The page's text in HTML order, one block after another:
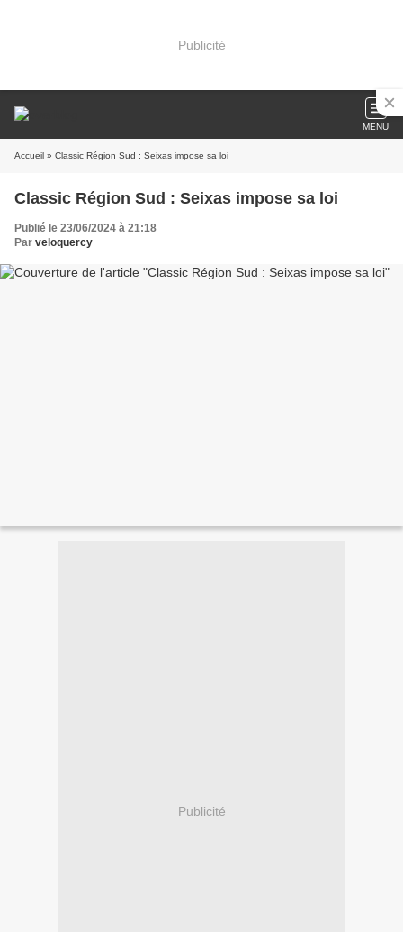
Publicité
MENU
Accueil » Classic Région Sud : Seixas impose sa loi
Classic Région Sud : Seixas impose sa loi
Publié le 23/06/2024 à 21:18
Par veloquercy
Publicité